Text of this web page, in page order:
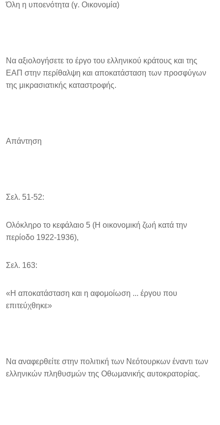
Όλη η υποενότητα (γ. Οικονομία)
Να αξιολογήσετε το έργο του ελληνικού κράτους και της
ΕΑΠ στην περίθαλψη και αποκατάσταση των προσφύγων
της μικρασιατικής καταστροφής.
Απάντηση
Σελ. 51-52:
Ολόκληρο το κεφάλαιο 5 (Η οικονομική ζωή κατά την
περίοδο 1922-1936),
Σελ. 163:
«Η αποκατάσταση και η αφομοίωση ... έργου που
επιτεύχθηκε»
Να αναφερθείτε στην πολιτική των Νεότουρκων έναντι των
ελληνικών πληθυσμών της Οθωμανικής αυτοκρατορίας.